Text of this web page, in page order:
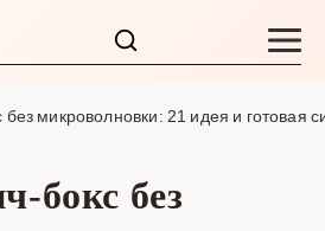
без микроволновки: 21 идея и готовая
бокс без